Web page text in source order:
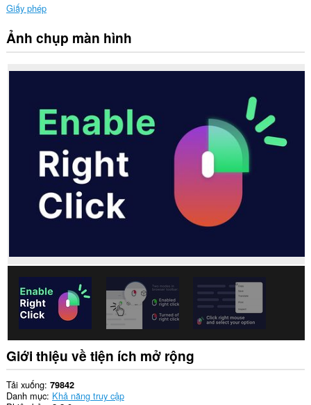
Giấy phép
Tiện
ích
rộng
Tiện
rộng
truy
cập
dữ
liệu
của
bạn
Ảnh chụp màn hình
Giới thiệu về tiện ích mở rộng
Tải xuống 79842
Danh mục Khả năng truy cập